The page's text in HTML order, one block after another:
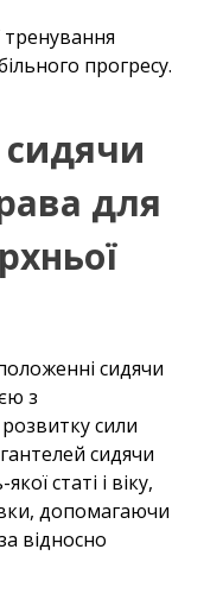
прогресу.
для
сидячи
з
сили
сидячи
статі і віку,
допомагаючи
відносно